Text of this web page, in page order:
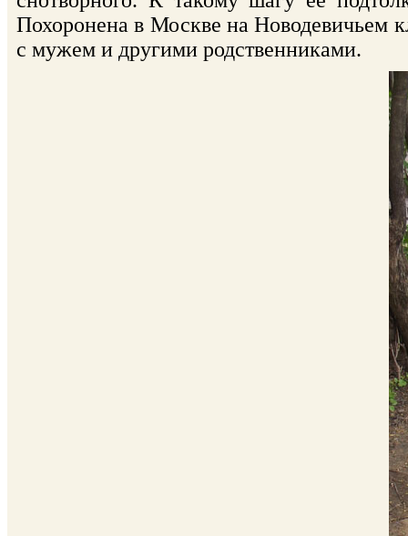
Похоронена в Москве на Новодевичьем
с мужем и другими родственниками.